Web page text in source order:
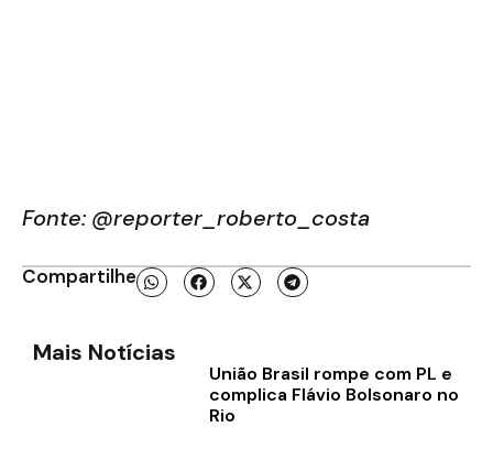
Fonte: @reporter_roberto_costa
Compartilhe
Mais Notícias
União Brasil rompe com PL e
complica Flávio Bolsonaro no
Rio